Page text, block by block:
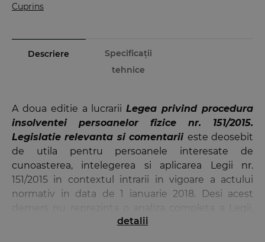
Cuprins
Descriere
Specificații
tehnice
A doua editie a lucrariiLegea privind procedura
insolventei persoanelor fizice nr. 151/2015.
Legislatie relevanta si comentarii este deosebit
de utila pentru persoanele interesate de
cunoasterea, intelegerea si aplicarea Legii nr.
151/2015 in contextul intrarii in vigoare a actului
normativ in data de 1 ianuarie 2018. Desi acest
comentariile ii sprijina pe juristi, dar si pe cei
detalii